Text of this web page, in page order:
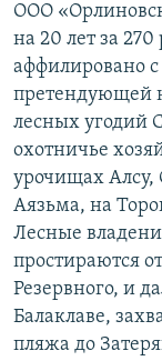
ООО
на 20 лет за
аффилировано
претендующей
лесных угодий
охотничье
урочищах Алсу,
Аязьма, на
Лесные
простираются
Резервного, и
Балаклаве,
пляжа до